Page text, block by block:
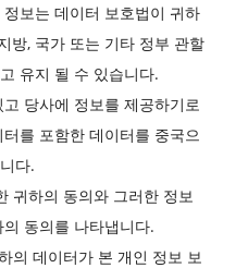
보는 데이터 보호법이 귀하
방, 국가 또는 기타 정부 관할
유지 될 수 있습니다.
당사에 정보를 제공하기로
를 포함한 데이터를 중국으
다.
귀하의 동의와 그러한 정보
동의를 나타냅니다.
의 데이터가 본 개인 정보 보